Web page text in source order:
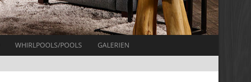
WHIRLPOOLS/POOLS GALERIEN